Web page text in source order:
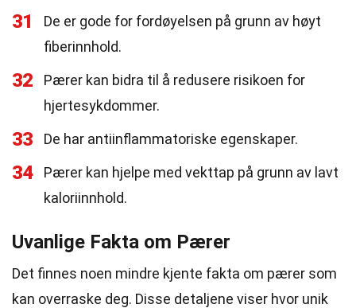
31
De er gode for fordøyelsen på grunn av høyt
fiberinnhold.
32
Pærer kan bidra til å redusere risikoen for
hjertesykdommer.
33 De har antiinflammatoriske egenskaper.
34
Pærer kan hjelpe med vekttap på grunn av lavt
kaloriinnhold.
Uvanlige Fakta om Pærer
Det finnes noen mindre kjente fakta om pærer som
kan overraske deg. Disse detaljene viser hvor unik